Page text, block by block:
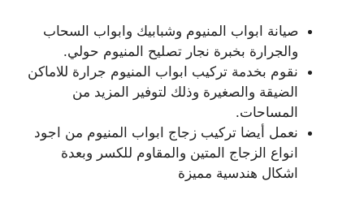
صيانة ابواب المنيوم وشبابيك وابواب السحاب
والجرارة بخبرة نجار تصليح المنيوم حولي.
نقوم بخدمة تركيب ابواب المنيوم جرارة للاماكن
الضيقة والصغيرة وذلك لتوفير المزيد من
المساحات.
نعمل أيضا تركيب زجاج ابواب المنيوم من اجود
انواع الزجاج المتين والمقاوم للكسر وبعدة
اشكال هندسية مميزة